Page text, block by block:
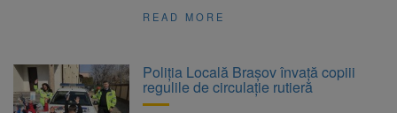
READ MORE
Poliția Locală Brașov învață copiii
regulile de circulație rutieră